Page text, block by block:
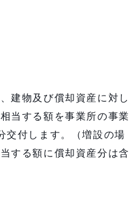
建物及び償却資産に対し
当する額を事業所の事業
交付します。（増設の場
する額に償却資産分は含